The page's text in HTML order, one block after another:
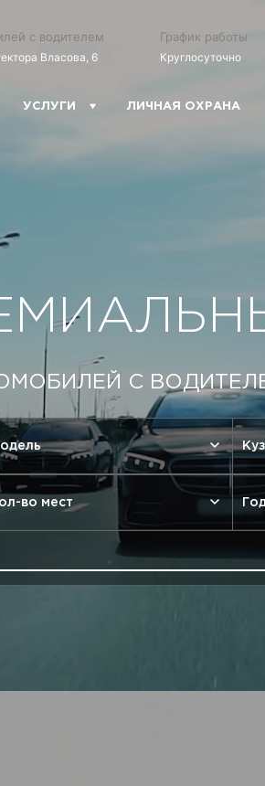
с водителем
Власова, 6
График работы
Круглосуточно
УСЛУГИ ЛИЧНАЯ ОХРАНА
С
во мест